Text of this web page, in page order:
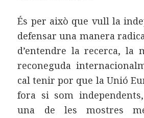
És per això que vull la
defensar una manera
d’entendre la recerca, la
reconeguda
cal tenir por que la Unió
fora si som
una de les mostres